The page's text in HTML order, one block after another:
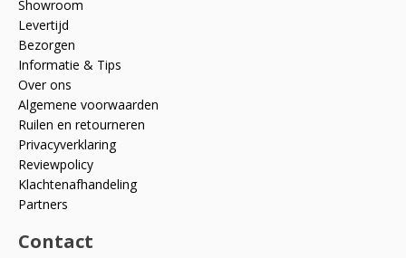
Showroom
Levertijd
Bezorgen
Informatie & Tips
Over ons
Algemene voorwaarden
Ruilen en retourneren
Privacyverklaring
Reviewpolicy
Klachtenafhandeling
Partners
Contact